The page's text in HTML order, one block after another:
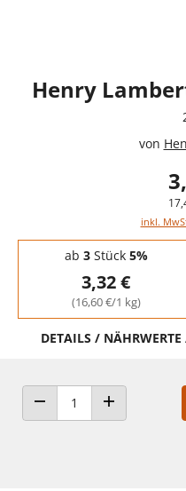
Henry
von
inkl.
Staffelpreise - Mengenrabatt
ab 3Stück 5%
3,32 €
(16,60 €/1 kg)
DETAILS /
ANZAHL VERRINGERN
ANZAHL